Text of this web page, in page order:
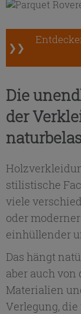
❯❯
Die
der
stilistische
viele
oder
einhüllender
Das hängt
aber auch
Materialien
Verlegung,